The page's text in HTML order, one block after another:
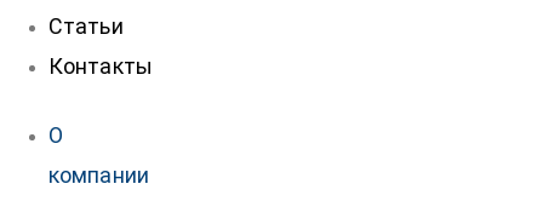
Статьи
Контакты
О
компании